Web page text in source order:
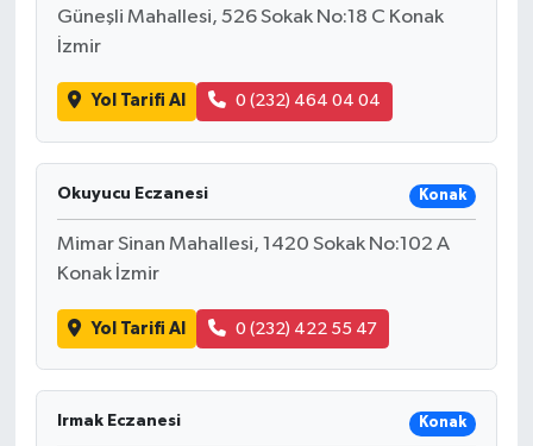
Güneşli Mahallesi, 526 Sokak No:18 C Konak
İzmir
Yol Tarifi Al 0 (232) 464 04 04
Okuyucu Eczanesi Konak
Mimar Sinan Mahallesi, 1420 Sokak No:102 A
Konak İzmir
Yol Tarifi Al 0 (232) 422 55 47
Irmak Eczanesi Konak